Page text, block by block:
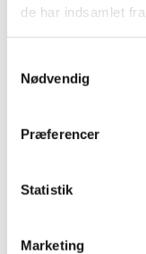
de har indsamlet
Nødvendig
Præferencer
Statistik
Marketing